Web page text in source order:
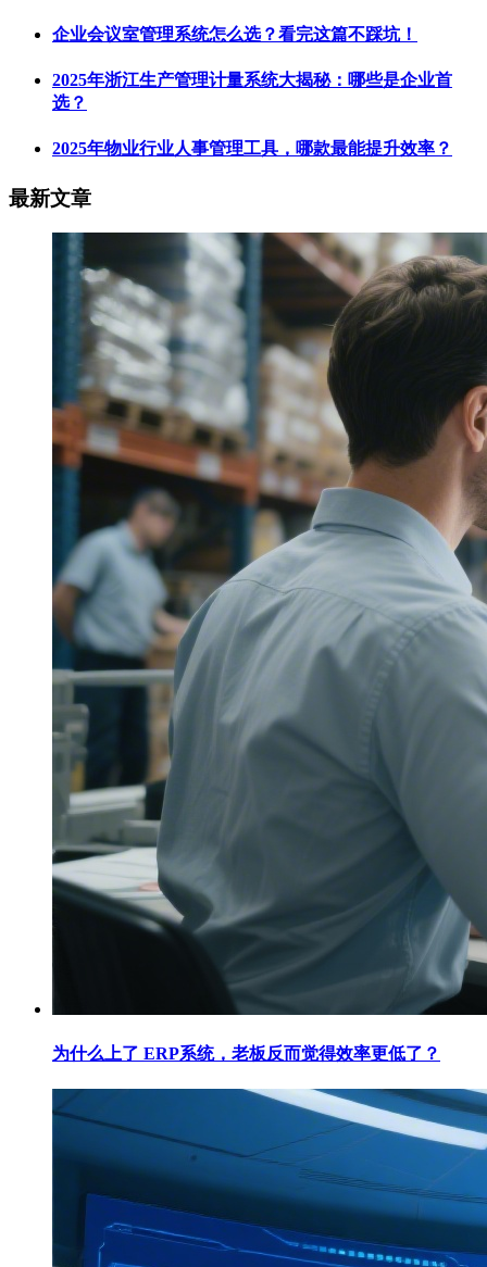
企业会议室管理系统怎么选？看完这篇不踩坑！
2025年浙江生产管理计量系统大揭秘：哪些是企业首
选？
2025年物业行业人事管理工具，哪款最能提升效率？
最新文章
为什么上了 ERP系统，老板反而觉得效率更低了？